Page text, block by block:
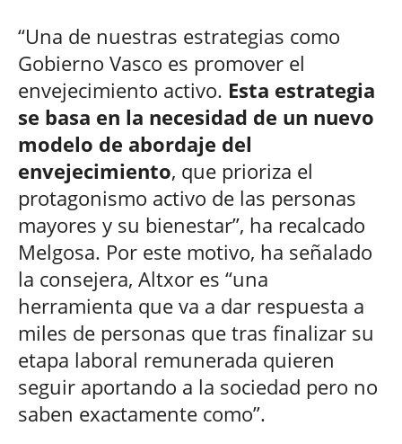
“Una de nuestras estrategias como
Gobierno Vasco es promover el
envejecimiento activo. Esta estrategia
se basa en la necesidad de un nuevo
modelo de abordaje del
envejecimiento, que prioriza el
protagonismo activo de las personas
mayores y su bienestar”, ha recalcado
Melgosa. Por este motivo, ha señalado
la consejera, Altxor es “una
herramienta que va a dar respuesta a
miles de personas que tras finalizar su
etapa laboral remunerada quieren
seguir aportando a la sociedad pero no
saben exactamente como”.